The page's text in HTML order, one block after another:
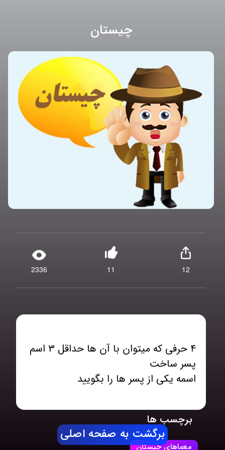
چیستان
2336 11 12
۴ حرفی که میتوان با آن ها حداقل ۳ اسم
اسمه یکی از پسر ها را بگویید
برچسب ها
معماهای چیستان
برگشت به صفحه اصلی